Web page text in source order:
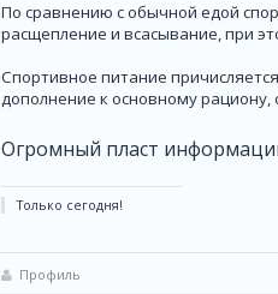
По сравнению с обычной едой
расщепление и всасывание, при
Спортивное питание
дополнение к основному
Огромный пласт
Только сегодня!
Профиль